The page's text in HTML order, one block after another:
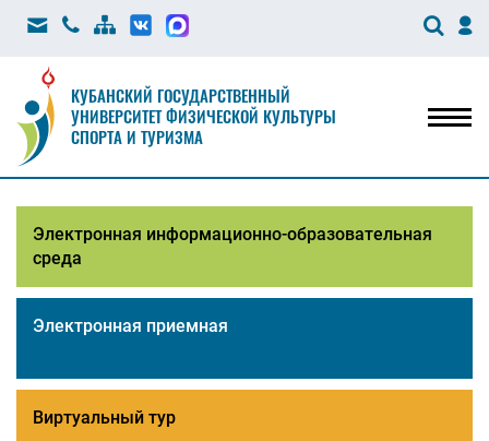
КУБАНСКИЙ ГОСУДАРСТВЕННЫЙ
УНИВЕРСИТЕТ ФИЗИЧЕСКОЙ КУЛЬТУРЫ
СПОРТА И ТУРИЗМА
Электронная информационно-образовательная
среда
Электронная приемная
Виртуальный тур